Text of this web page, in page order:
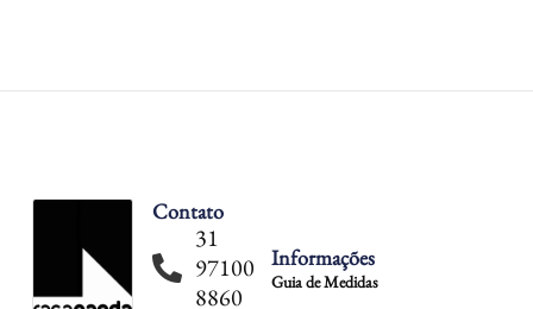
Contato
31
97100
8860
Informações
Guia de Medidas